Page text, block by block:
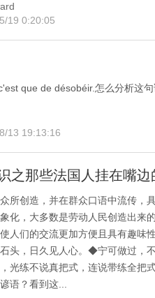
19 0:20:05
que de désobéir.怎么分析这句
13 19:13:16
之那些法国人挂在嘴边
所创造，并在群众口语中流传，
化，大多数是劳动人民创造出来
人们的交流更加方便且具有趣
头，日久见人心。◆宁可做过，
光练不说真把式，连说带练全把
语？看到这...